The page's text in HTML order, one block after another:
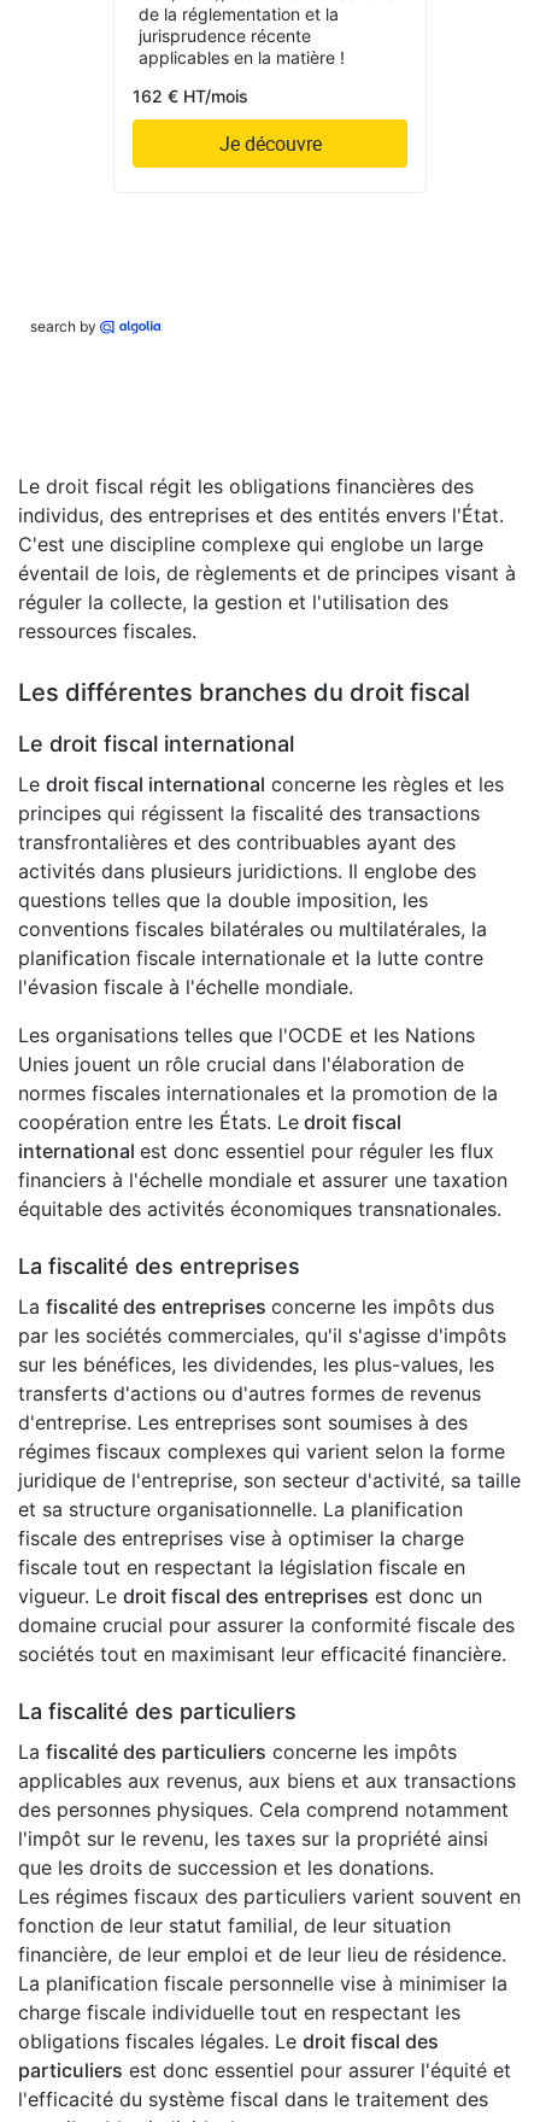
de la réglementation et la
jurisprudence récente
applicables en la matière !
162 € HT/mois
Je découvre
search by
Le droit fiscal régit les obligations financières des
individus, des entreprises et des entités envers l'État.
C'est une discipline complexe qui englobe un large
éventail de lois, de règlements et de principes visant à
réguler la collecte, la gestion et l'utilisation des
ressources fiscales.
Les différentes branches du droit fiscal
Le droit fiscal international
Le droit fiscal international concerne les règles et les
principes qui régissent la fiscalité des transactions
transfrontalières et des contribuables ayant des
activités dans plusieurs juridictions. Il englobe des
questions telles que la double imposition, les
conventions fiscales bilatérales ou multilatérales, la
planification fiscale internationale et la lutte contre
l'évasion fiscale à l'échelle mondiale.
Les organisations telles que l'OCDE et les Nations
Unies jouent un rôle crucial dans l'élaboration de
normes fiscales internationales et la promotion de la
coopération entre les États. Le droit fiscal
international est donc essentiel pour réguler les flux
financiers à l'échelle mondiale et assurer une taxation
équitable des activités économiques transnationales.
La fiscalité des entreprises
La fiscalité des entreprises concerne les impôts dus
par les sociétés commerciales, qu'il s'agisse d'impôts
sur les bénéfices, les dividendes, les plus-values, les
transferts d'actions ou d'autres formes de revenus
d'entreprise. Les entreprises sont soumises à des
régimes fiscaux complexes qui varient selon la forme
juridique de l'entreprise, son secteur d'activité, sa taille
et sa structure organisationnelle. La planification
fiscale des entreprises vise à optimiser la charge
fiscale tout en respectant la législation fiscale en
vigueur. Le droit fiscal des entreprises est donc un
domaine crucial pour assurer la conformité fiscale des
sociétés tout en maximisant leur efficacité financière.
La fiscalité des particuliers
La fiscalité des particuliers concerne les impôts
applicables aux revenus, aux biens et aux transactions
des personnes physiques. Cela comprend notamment
l'impôt sur le revenu, les taxes sur la propriété ainsi
que les droits de succession et les donations.
Les régimes fiscaux des particuliers varient souvent en
fonction de leur statut familial, de leur situation
financière, de leur emploi et de leur lieu de résidence.
La planification fiscale personnelle vise à minimiser la
charge fiscale individuelle tout en respectant les
obligations fiscales légales. Le droit fiscal des
particuliers est donc essentiel pour assurer l'équité et
l'efficacité du système fiscal dans le traitement des